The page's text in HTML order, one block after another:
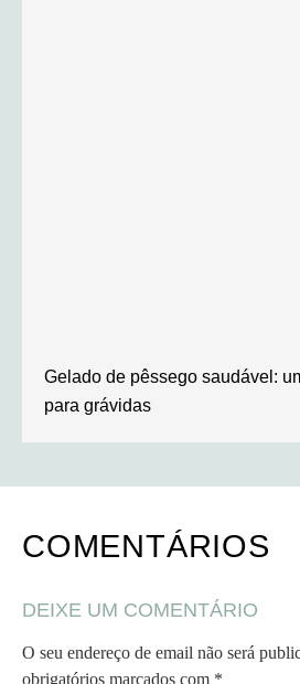
Gelado de pêssego saudável:
para grávidas
COMENTÁRIOS
DEIXE UM COMENTÁRIO
O seu endereço de email não será
obrigatórios marcados com *